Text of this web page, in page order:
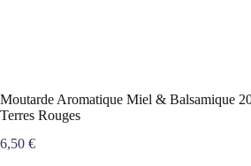
Moutarde Aromatique Miel & Balsamique
Terres Rouges
6,50 €